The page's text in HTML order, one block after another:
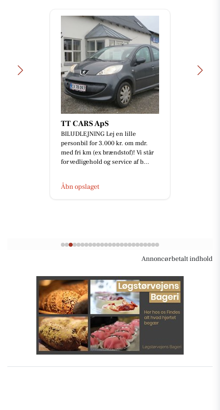
TT CARS ApS
BILUDLEJNING Lej en lille
personbil for 3.000 kr. om mdr.
med fri km (ex brændstof)! Vi står
for vedligehold og service af b...
Åbn opslaget
Annoncørbetalt indhold